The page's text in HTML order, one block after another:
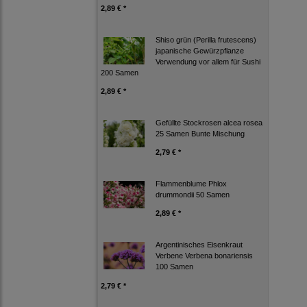
2,89 € *
Shiso grün (Perilla frutescens)
japanische Gewürzpflanze
Verwendung vor allem für Sushi
200 Samen
2,89 € *
Gefüllte Stockrosen alcea rosea
25 Samen Bunte Mischung
2,79 € *
Flammenblume Phlox
drummondii 50 Samen
2,89 € *
Argentinisches Eisenkraut
Verbene Verbena bonariensis
100 Samen
2,79 € *